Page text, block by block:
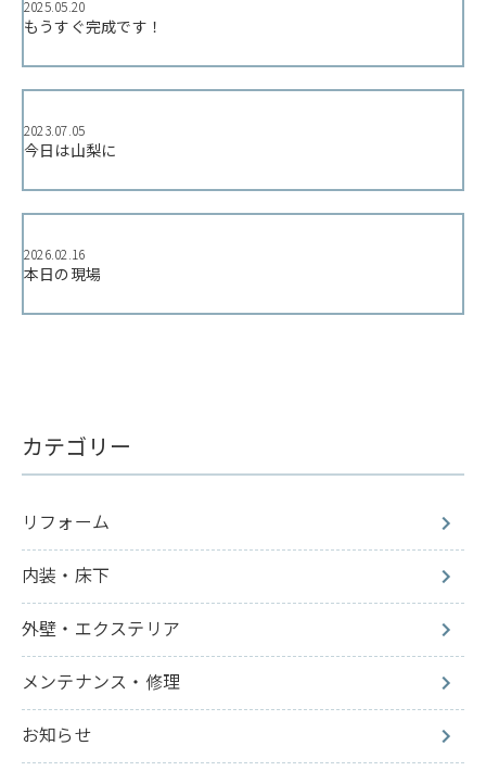
2025.05.20
もうすぐ完成です！
2023.07.05
今日は山梨に
2026.02.16
本日の現場
カテゴリー
リフォーム
内装・床下
外壁・エクステリア
メンテナンス・修理
お知らせ